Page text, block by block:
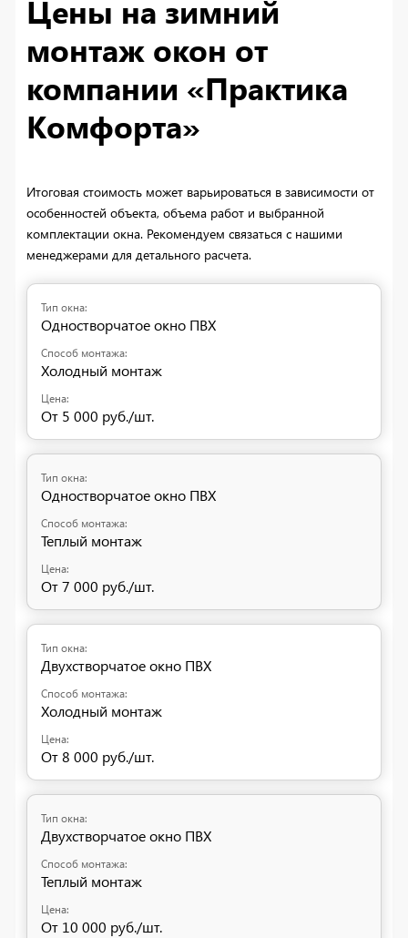
Цены на зимний
монтаж окон от
компании «Практика
Комфорта»
Итоговая стоимость может варьироваться в зависимости от
особенностей объекта, объема работ и выбранной
комплектации окна. Рекомендуем связаться с нашими
менеджерами для детального расчета.
Одностворчатое окно ПВХ
Холодный монтаж
От 5 000 руб./шт.
Одностворчатое окно ПВХ
Теплый монтаж
От 7 000 руб./шт.
Двухстворчатое окно ПВХ
Холодный монтаж
От 8 000 руб./шт.
Двухстворчатое окно ПВХ
Теплый монтаж
От 10 000 руб./шт.